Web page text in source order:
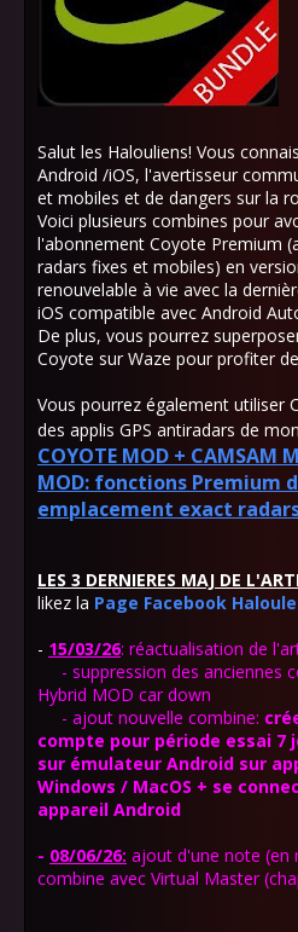
Salut les Halouliens! Vous
Android /iOS, l'avertisseur
et mobiles et de dangers sur la
Voici plusieurs combines pour
l'abonnement Coyote Premium
radars fixes et mobiles) en
renouvelable à vie avec la
iOS compatible avec Android
De plus, vous pourrez
Coyote sur Waze pour profiter
Vous pourrez également utiliser
des applis GPS antiradars de
COYOTE MOD + CAMSAM
MOD: fonctions Premium
emplacement exact
LES 3 DERNIERES MAJ DE
likez la Page Facebook
- 15/03/26: réactualisation de
- suppression des anciennes
Hybrid MOD car down
- ajout nouvelle combine:
compte pour période essai 7
sur émulateur Android sur
Windows / MacOS + se
appareil Android
- 08/06/26: ajout d'une note (en
combine avec Virtual Master